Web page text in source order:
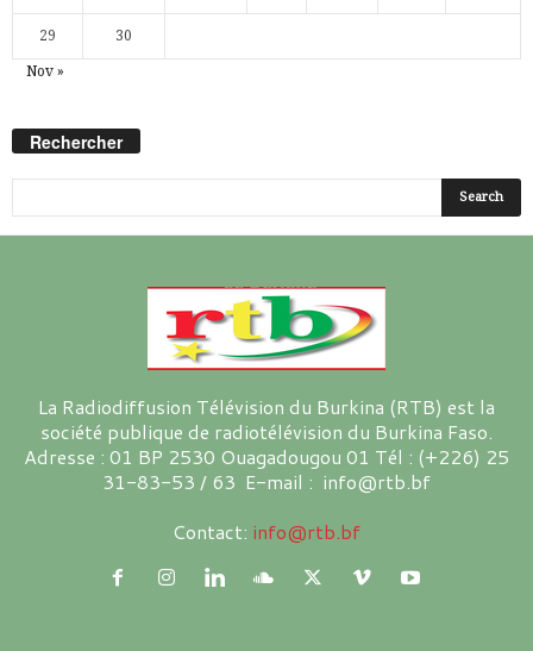
29 30
Nov »
Rechercher
La Radiodiffusion Télévision du Burkina (RTB) est la
société publique de radiotélévision du Burkina Faso.
Adresse : 01 BP 2530 Ouagadougou 01 Tél : (+226) 25
31-83-53 / 63 E-mail : info@rtb.bf
Contact: info@rtb.bf